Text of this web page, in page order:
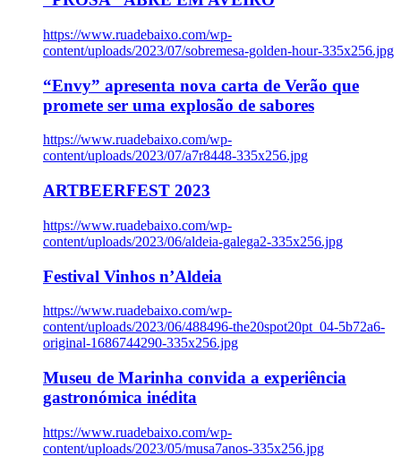
https://www.ruadebaixo.com/wp-
content/uploads/2023/07/sobremesa-golden-hour-335x256.jpg
“Envy” apresenta nova carta de Verão que
promete ser uma explosão de sabores
https://www.ruadebaixo.com/wp-
content/uploads/2023/07/a7r8448-335x256.jpg
ARTBEERFEST 2023
https://www.ruadebaixo.com/wp-
content/uploads/2023/06/aldeia-galega2-335x256.jpg
Festival Vinhos n’Aldeia
https://www.ruadebaixo.com/wp-
content/uploads/2023/06/488496-the20spot20pt_04-5b72a6-
original-1686744290-335x256.jpg
Museu de Marinha convida a experiência
gastronómica inédita
https://www.ruadebaixo.com/wp-
content/uploads/2023/05/musa7anos-335x256.jpg